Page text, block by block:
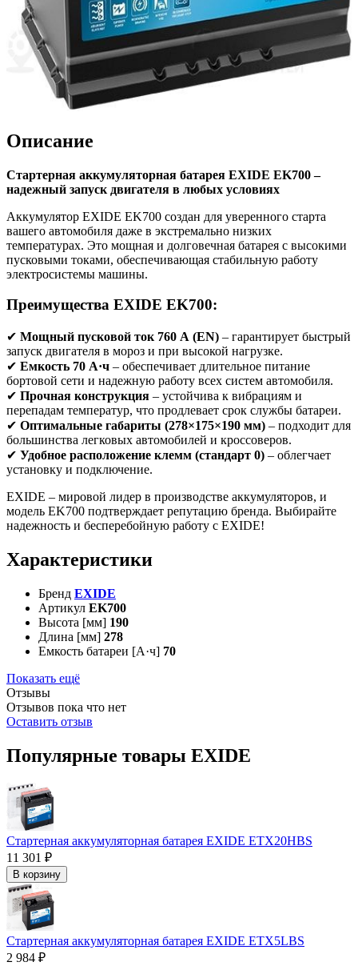
Описание
Стартерная аккумуляторная батарея EXIDE EK700 –
надежный запуск двигателя в любых условиях
Аккумулятор EXIDE EK700 создан для уверенного старта
вашего автомобиля даже в экстремально низких
температурах. Это мощная и долговечная батарея с высокими
пусковыми токами, обеспечивающая стабильную работу
электросистемы машины.
Преимущества EXIDE EK700:
✔ Мощный пусковой ток 760 А (EN) – гарантирует быстрый
запуск двигателя в мороз и при высокой нагрузке.
✔ Емкость 70 А·ч – обеспечивает длительное питание
бортовой сети и надежную работу всех систем автомобиля.
✔ Прочная конструкция – устойчива к вибрациям и
перепадам температур, что продлевает срок службы батареи.
✔ Оптимальные габариты (278×175×190 мм) – подходит для
большинства легковых автомобилей и кроссоверов.
✔ Удобное расположение клемм (стандарт 0) – облегчает
установку и подключение.
EXIDE – мировой лидер в производстве аккумуляторов, и
модель EK700 подтверждает репутацию бренда. Выбирайте
надежность и бесперебойную работу с EXIDE!
Характеристики
Бренд EXIDE
Артикул EK700
Высота [мм] 190
Длина [мм] 278
Емкость батареи [А·ч] 70
Показать ещё
Отзывы
Отзывов пока что нет
Оставить отзыв
Популярные товары EXIDE
Стартерная аккумуляторная батарея EXIDE ETX20HBS
11 301 ₽
В корзину
Стартерная аккумуляторная батарея EXIDE ETX5LBS
2 984 ₽